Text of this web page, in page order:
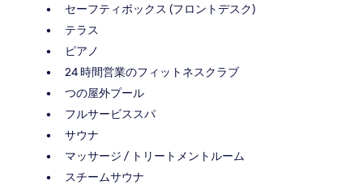
セーフティボックス (フロントデスク)
テラス
ピアノ
24 時間営業のフィットネスクラブ
つの屋外プール
フルサービススパ
サウナ
マッサージ / トリートメントルーム
スチームサウナ